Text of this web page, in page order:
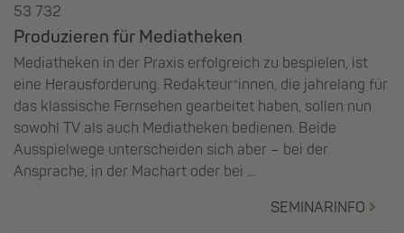
53 732
Produzieren für Mediatheken
Mediatheken in der Praxis erfolgreich zu bespielen, ist
eine Herausforderung. Redakteur*innen, die jahrelang für
das klassische Fernsehen gearbeitet haben, sollen nun
sowohl TV als auch Mediatheken bedienen. Beide
Ausspielwege unterscheiden sich aber – bei der
Ansprache, in der Machart oder bei ...
SEMINARINFO